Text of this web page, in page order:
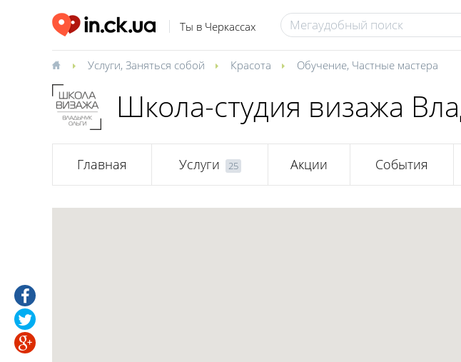
Ты в Черкассах
Услуги, Заняться собой Красота Обучение, Частные мастера
Школа-студия визажа
Главная Услуги 25 Акции События